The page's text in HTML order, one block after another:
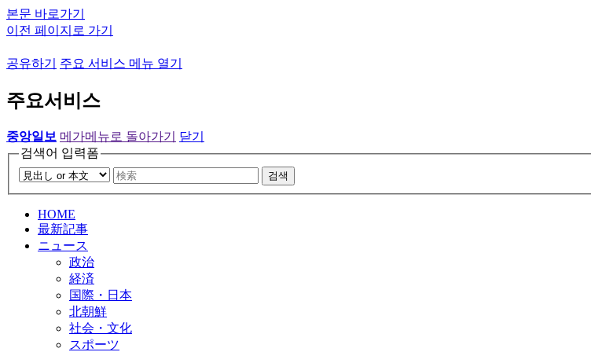
본문 바로가기
이전 페이지로 가기
공유하기 주요 서비스 메뉴 열기
주요서비스
중앙일보 메가메뉴로 돌아가기
닫기
검색어 입력폼
검색
HOME
最新記事
ニュース
政治
経済
国際・日本
北朝鮮
社会・文化
スポーツ